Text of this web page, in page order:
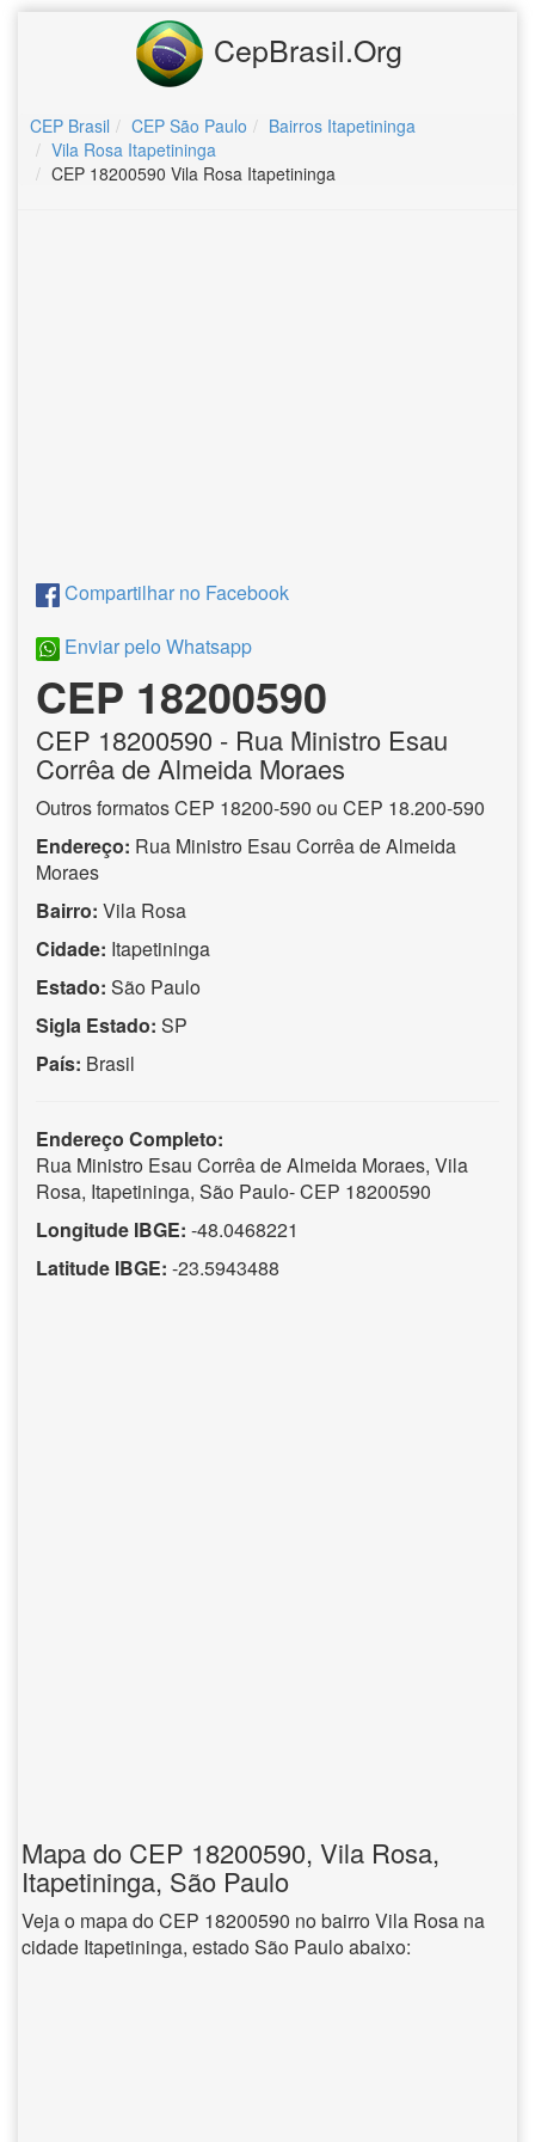
CepBrasil.Org
CEP Brasil CEP São Paulo
Bairros Itapetininga
Vila Rosa Itapetininga
CEP 18200590 Vila Rosa Itapetininga
Compartilhar no Facebook
Enviar pelo Whatsapp
CEP 18200590
CEP 18200590 - Rua Ministro Esau
Corrêa de Almeida Moraes
Outros formatos CEP 18200-590 ou CEP 18.200-590
Endereço: Rua Ministro Esau Corrêa de Almeida
Moraes
Bairro: Vila Rosa
Cidade: Itapetininga
Estado: São Paulo
Sigla Estado: SP
País: Brasil
Endereço Completo:
Rua Ministro Esau Corrêa de Almeida Moraes, Vila
Rosa, Itapetininga, São Paulo- CEP 18200590
Longitude IBGE: -48.0468221
Latitude IBGE: -23.5943488
Mapa do CEP 18200590, Vila Rosa,
Itapetininga, São Paulo
Veja o mapa do CEP 18200590 no bairro Vila Rosa na
cidade Itapetininga, estado São Paulo abaixo: